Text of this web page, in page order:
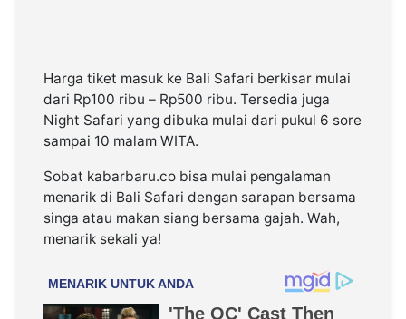
Harga tiket masuk ke Bali Safari berkisar mulai
dari Rp100 ribu – Rp500 ribu. Tersedia juga
Night Safari yang dibuka mulai dari pukul 6 sore
sampai 10 malam WITA.
Sobat kabarbaru.co bisa mulai pengalaman
menarik di Bali Safari dengan sarapan bersama
singa atau makan siang bersama gajah. Wah,
menarik sekali ya!